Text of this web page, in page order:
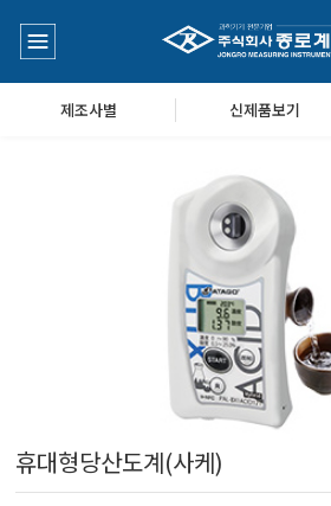
기공기질/미세먼지/가스/소음/진동측정기
속풍량계/온도계/온습도계/기압계
도/농도/염도/당산도/굴절계/편광계/커피농도계
제조사별 신제품보기
휴대형당산도계(사케)